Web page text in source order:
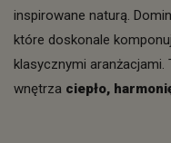
inspirowane naturą.
które doskonale
klasycznymi aranżacjami.
wnętrza ciepło,